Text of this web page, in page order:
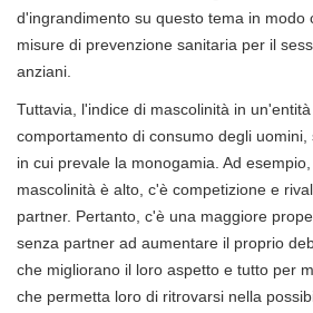
d'ingrandimento su questo tema in modo
misure di prevenzione sanitaria per il
anziani.
Tuttavia, l'indice di mascolinità in
comportamento di consumo degli
in cui prevale la monogamia. Ad
mascolinità è alto, c'è competizione e
partner. Pertanto, c'è una maggiore
senza partner ad aumentare il proprio
che migliorano il loro aspetto e tutto per
che permetta loro di ritrovarsi nella